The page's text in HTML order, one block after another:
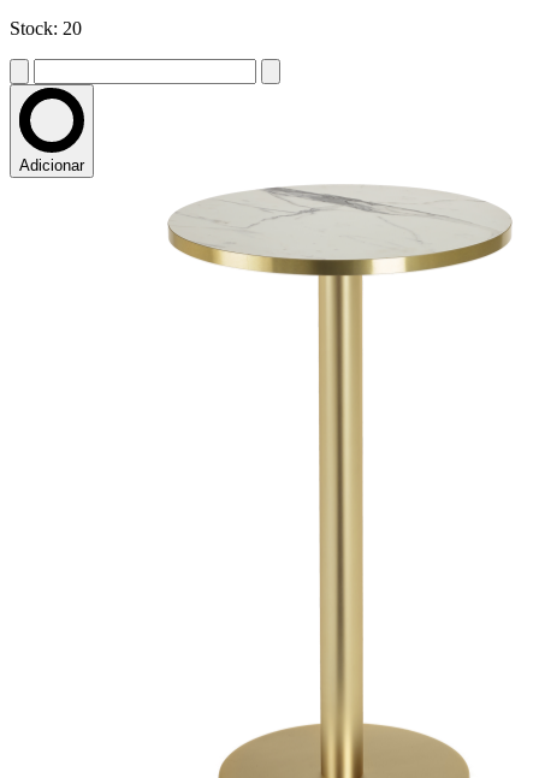
Stock: 20
Adicionar